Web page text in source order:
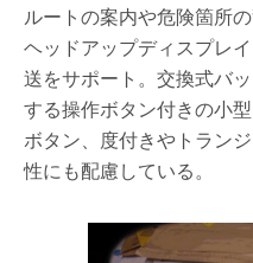
ルートの案内や危険箇所
ヘッドアップディスプレ
送をサポート。交換式バ
する操作ボタン付きの小
ボタン、度付きやトラン
性にも配慮している。